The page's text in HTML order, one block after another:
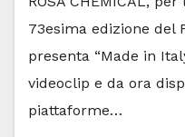
73esima edizione del
presenta “Made in
videoclip e da ora
piattaforme…